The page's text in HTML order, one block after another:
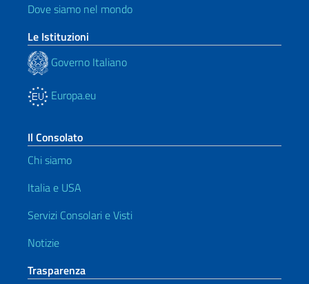
Dove siamo nel mondo
Le Istituzioni
Governo Italiano
Europa.eu
Il Consolato
Chi siamo
Italia e USA
Servizi Consolari e Visti
Notizie
Trasparenza